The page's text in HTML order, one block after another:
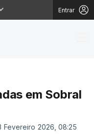
Entrar
em Sobral
Fevereiro 2026, 08:25